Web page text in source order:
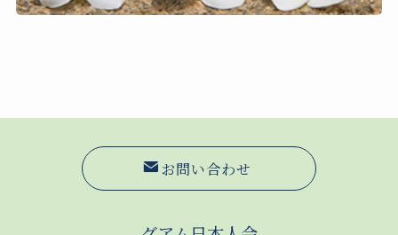
お問い合わせ